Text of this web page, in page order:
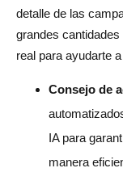
detalle de las
grandes
real para ayudarte
Consejo de
IA para
manera